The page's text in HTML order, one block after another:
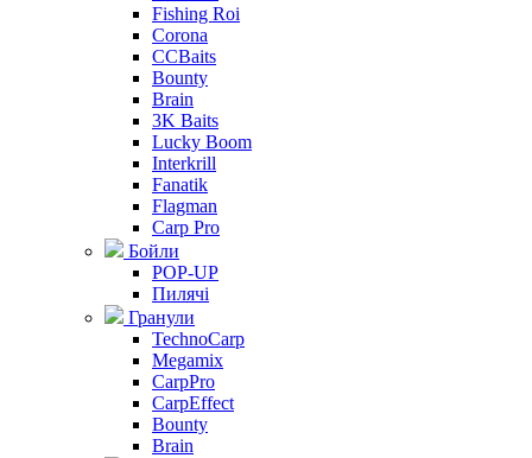
Fishing Roi
Corona
CCBaits
Bounty
Brain
3K Baits
Lucky Boom
Interkrill
Fanatik
Flagman
Carp Pro
Бойли
POP-UP
Пилячі
Гранули
TechnoCarp
Megamix
CarpPro
CarpEffect
Bounty
Brain